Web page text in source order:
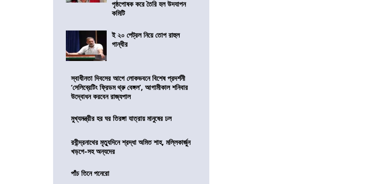
পৃষ্ঠপোষক করে তৈরি হল উদযাপন
কমিটি
ই ২০ পেট্রল নিয়ে তোপ রাহুল
গান্ধীর
স্বাধীনতা দিবসের আগে লোকভবনে বিশেষ প্রদর্শনী
‘সেলিব্রেটিং ফ্রিডম থ্রু বেঙ্গল’, আগামীকাল শনিবার
উদ্বোধন করবেন রাজ্যপাল
মুখ্যমন্ত্রীর হর ঘর তিরঙ্গা যাত্রায় মানুষের ঢল
রবীন্দ্রনাথের মৃত্যুদিনে শ্রদ্ধা অমিত শাহ, মল্লিকার্জুন
খড়গে-সহ অন্যদের
পাঁচ তিনে পনেরো